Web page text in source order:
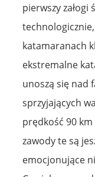
pierwszy załogi
katamaranach
ekstremalne
unoszą się nad
sprzyjających
prędkość 90
zawody te są
emocjonujące